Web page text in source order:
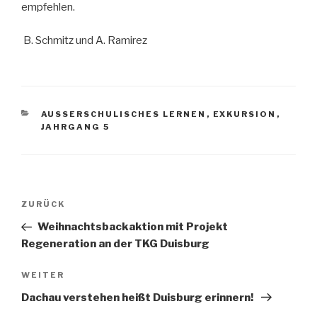
empfehlen.
B. Schmitz und A. Ramirez
KATEGORIEN
AUSSERSCHULISCHES LERNEN , EXKURSION ,
JAHRGANG 5
Beitragsnavigation
Vorheriger
Beitrag
ZURÜCK
Weihnachtsbackaktion mit Projekt
Regeneration an der TKG Duisburg
Nächster
Beitrag
WEITER
Dachau verstehen heißt Duisburg erinnern!